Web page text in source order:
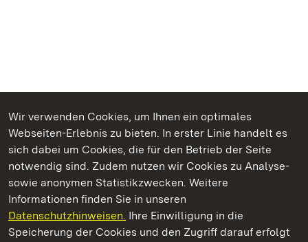
Wir verwenden Cookies, um Ihnen ein optimales
Webseiten-Erlebnis zu bieten. In erster Linie handelt es
sich dabei um Cookies, die für den Betrieb der Seite
notwendig sind. Zudem nutzen wir Cookies zu Analyse-
sowie anonymen Statistikzwecken. Weitere
Informationen finden Sie in unseren
Datenschutzhinweisen. Ihre Einwilligung in die
Speicherung der Cookies und den Zugriff darauf erfolgt
Kommen. Staunen. Genießen.
Staatliche Schlösser und Gärten Baden‑Württemberg